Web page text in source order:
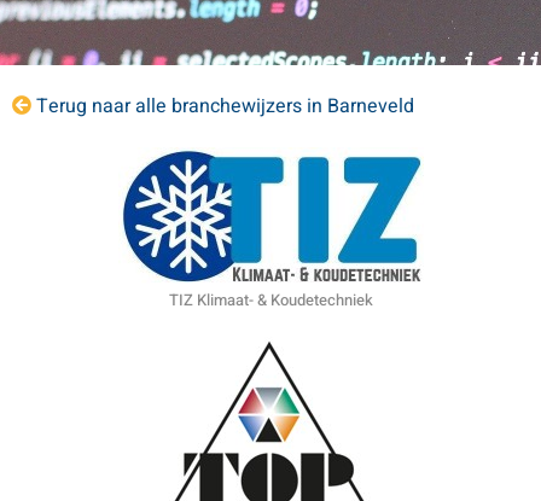
Terug naar alle branchewijzers in Barneveld
TIZ Klimaat- & Koudetechniek